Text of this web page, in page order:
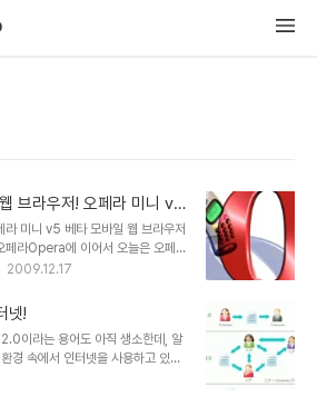
브라우저! 오페라 미니 v5
미니 v5 베타 모바일 웹 브라우저
라Opera에 이어서 오늘은 오페
브라우저를 사용했던 경험과 느
생각하는데, 모르겠습니다. ^^ 오페
된 바로 옴니아2의 경우엔 웹서
오페라 미니라는 로고가 확실하게
어 있는 웹서핑은 "오페라 미
하지만, 지난번 리뷰의 나니님 댓글
2009.12.17
넷!
이라는 용어도 아직 생소한데, 알
경 속에서 인터넷을 사용하고 있는
발 자체가 무의미한 것일 수 도 있